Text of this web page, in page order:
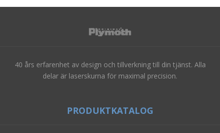
40 års erfarenhet av design och tillverkning till din tjänst. Alla
delar är laserskurna för maximal precision.
PRODUKTKATALOG